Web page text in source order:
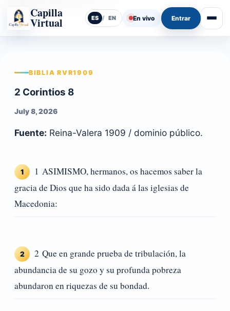
Capilla
Virtual ES / EN En vivo Entrar Abrir
BIBLIA RVR1909
2 Corintios 8
July 8, 2026
Fuente: Reina-Valera 1909 / dominio público.
1
1 ASIMISMO, hermanos, os hacemos saber la
gracia de Dios que ha sido dada á las iglesias de
Macedonia:
2
2 Que en grande prueba de tribulación, la
abundancia de su gozo y su profunda pobreza
abundaron en riquezas de su bondad.